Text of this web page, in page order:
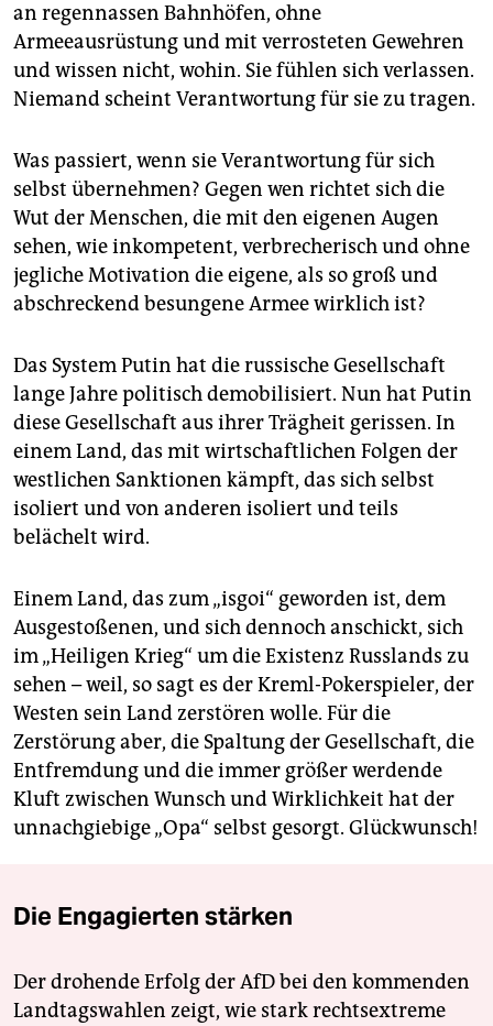
an regennassen Bahnhöfen, ohne
Armeeausrüstung und mit verrosteten Gewehren
und wissen nicht, wohin. Sie fühlen sich verlassen.
Niemand scheint Verantwortung für sie zu tragen.
Was passiert, wenn sie Verantwortung für sich
selbst übernehmen? Gegen wen richtet sich die
Wut der Menschen, die mit den eigenen Augen
sehen, wie inkompetent, verbrecherisch und ohne
jegliche Motivation die eigene, als so groß und
abschreckend besungene Armee wirklich ist?
Das System Putin hat die russische Gesellschaft
lange Jahre politisch demobilisiert. Nun hat Putin
diese Gesellschaft aus ihrer Trägheit gerissen. In
einem Land, das mit wirtschaftlichen Folgen der
westlichen Sanktionen kämpft, das sich selbst
isoliert und von anderen isoliert und teils
belächelt wird.
Einem Land, das zum „isgoi“ geworden ist, dem
Ausgestoßenen, und sich dennoch anschickt, sich
im „Heiligen Krieg“ um die Existenz Russlands zu
sehen – weil, so sagt es der Kreml-Pokerspieler, der
Westen sein Land zerstören wolle. Für die
Zerstörung aber, die Spaltung der Gesellschaft, die
Entfremdung und die immer größer werdende
Kluft zwischen Wunsch und Wirklichkeit hat der
unnachgiebige „Opa“ selbst gesorgt. Glückwunsch!
Die Engagierten stärken
Der drohende Erfolg der AfD bei den kommenden
Landtagswahlen zeigt, wie stark rechtsextreme